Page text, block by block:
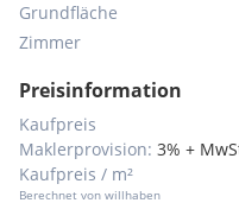
Grundfläche
Zimmer
Preisinformation
Kaufpreis
Maklerprovision: 3% +
Kaufpreis / m²
Berechnet von willhaben